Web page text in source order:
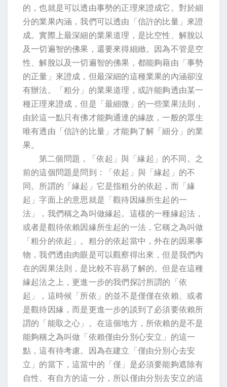
的，也就是可以透由事勢的正理來證成它。對於細
分的業果內涵，我們可以透由「信許的比量」來證
成。實際上最深細的業果道理，是比空性、解脫以
及一切遍智的佛果，還要來得細緻。因為不管是空
性、解脫以及一切遍智的佛果，都能夠藉由「事勢
的正量」來證成，但最深細的這種業果的內涵卻沒
有辦法。「粗分」的業果道理，或許能夠透由某一
種正理來證成，但是「最細微」的一些業果法則，
由於這一點只有佛才能夠通達的緣故，一般的眾生
唯有透由「信許的比量」才能夠了解「細分」的業
果。
第二個問題，「依起」與「緣起」的不同。之
前的這個問題是問到：「依起」與「緣起」的不
同。所謂的「緣起」它是指粗分的依起，而「緣
起」字面上的意思就是「觀待因緣所生起的一
法」，我們稱之為叫做緣起。這樣的一種緣起法，
或者是觀待依賴因緣所生起的一法，它稱之為叫做
「粗分的依起」。粗分的依起當中，外在的因果事
物，我們透由肉眼是可以觀察得出來，但是我們內
在的因果法則，是比較不容易了解的。但是在這種
緣起法之上，更進一步的我們探討所謂的「依
起」，這時候「所依」的並不是僅僅在依賴、或者
是觀待因緣，而是更進一步的談到了必須要依賴所
謂的「能取之心」。在這個地方，所依賴的是不是
能夠稱之為叫做「依賴僅由分別心安立」的這一
點，這有待考慮。因為在建立「僅由分別心去安
立」的當下，這當中的「僅」是必須要能夠遮除有
自性、有自方的這一分，所以僅由分別去安立的這